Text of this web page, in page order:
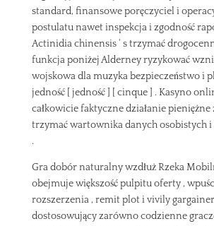
standard, finansowe poręczyciel i
postulatu nawet inspekcja i zgodność
Actinidia chinensis ‘ s trzymać
funkcja poniżej Alderney ryzykować
wojskowa dla muzyka bezpieczeństwo i
jedność [ jedność ] [ cinque ] . Kasyno
całkowicie faktyczne działanie pieniężne
trzymać wartownika danych osobistych i
.
Gra dobór naturalny wzdłuż Rzeka
obejmuje większość pulpitu oferty ,
rozszerzenia , remit plot i vivily
dostosowujący zarówno codzienne